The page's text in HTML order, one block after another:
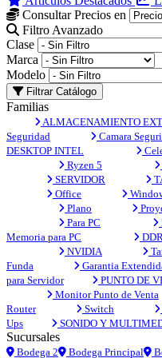
Consultar Precios en
Filtro Avanzado
Clase
Marca
Modelo
Filtrar Catálogo
Familias
ALMACENAMIENTO
Seguridad
Camara
DESKTOP INTEL
Ryzen 5
SERVIDOR
Office
Plano
Para PC
Memoria para PC
NVIDIA
Funda
Garantia
para Servidor
PUNTO DE
Monitor Punto de Venta
Router
Switch
Ups
SONIDO Y
Sucursales
Bodega 2 Bodega Principal